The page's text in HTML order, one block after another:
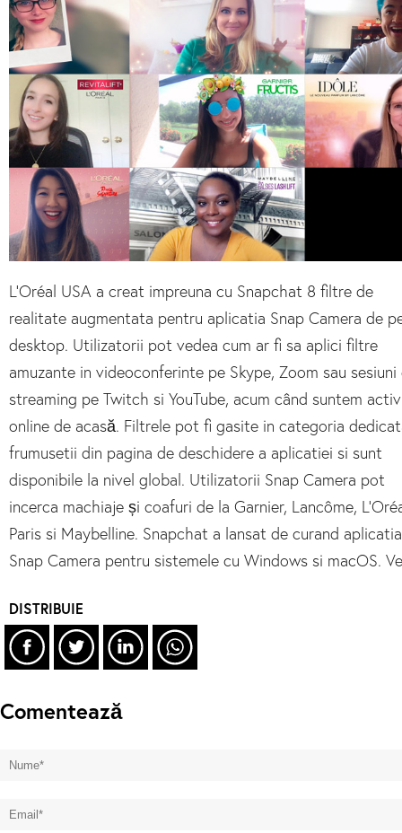
L’Oréal USA a creat impreuna cu Snapchat 8 filtre de
realitate augmentata pentru aplicatia Snap Camera de
desktop. Utilizatorii pot vedea cum ar fi sa aplici filtre
amuzante in videoconferinte pe Skype, Zoom sau sesiuni
streaming pe Twitch si YouTube, acum când suntem
online de acasă. Filtrele pot fi gasite in categoria
frumusetii din pagina de deschidere a aplicatiei si sunt
disponibile la nivel global. Utilizatorii Snap Camera pot
incerca machiaje și coafuri de la Garnier, Lancôme,
Paris si Maybelline. Snapchat a lansat de curand aplicatia
Snap Camera pentru sistemele cu Windows si macOS.
DISTRIBUIE
Comentează